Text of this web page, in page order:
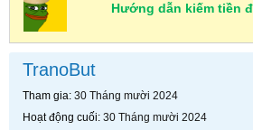
Hướng dẫn kiếm tiền
TranoBut
Tham gia 30 Tháng mười 2024
Hoạt động cuối 30 Tháng mười 2024